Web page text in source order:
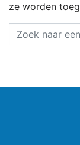
ze worden